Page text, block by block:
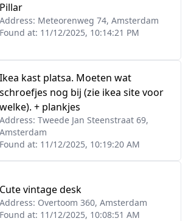
Pillar
Address: Meteorenweg 74, Amsterdam
Found at: 11/12/2025, 10:14:21 PM
Ikea kast platsa. Moeten wat
schroefjes nog bij (zie ikea site voor
welke). + plankjes
Address: Tweede Jan Steenstraat 69,
Amsterdam
Found at: 11/12/2025, 10:19:20 AM
Cute vintage desk
Address: Overtoom 360, Amsterdam
Found at: 11/12/2025, 10:08:51 AM